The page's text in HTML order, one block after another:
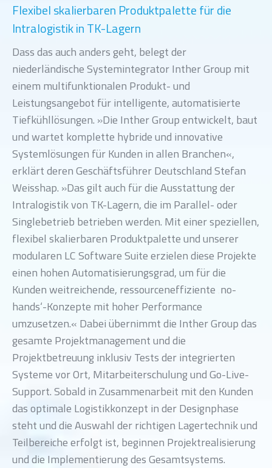
Flexibel skalierbaren Produktpalette für die
Intralogistik in TK-Lagern
Dass das auch anders geht, belegt der
niederländische Systemintegrator Inther Group mit
einem multifunktionalen Produkt- und
Leistungsangebot für intelligente, automatisierte
Tiefkühllösungen. »Die Inther Group entwickelt, baut
und wartet komplette hybride und innovative
Systemlösungen für Kunden in allen Branchen«,
erklärt deren Geschäftsführer Deutschland Stefan
Weisshap. »Das gilt auch für die Ausstattung der
Intralogistik von TK-Lagern, die im Parallel- oder
Singlebetrieb betrieben werden. Mit einer speziellen,
flexibel skalierbaren Produktpalette und unserer
modularen LC Software Suite erzielen diese Projekte
einen hohen Automatisierungsgrad, um für die
Kunden weitreichende, ressourceneffiziente ‚no-
hands‘-Konzepte mit hoher Performance
umzusetzen.« Dabei übernimmt die Inther Group das
gesamte Projektmanagement und die
Projektbetreuung inklusiv Tests der integrierten
Systeme vor Ort, Mitarbeiterschulung und Go-Live-
Support. Sobald in Zusammenarbeit mit den Kunden
das optimale Logistikkonzept in der Designphase
steht und die Auswahl der richtigen Lagertechnik und
Teilbereiche erfolgt ist, beginnen Projektrealisierung
und die Implementierung des Gesamtsystems.